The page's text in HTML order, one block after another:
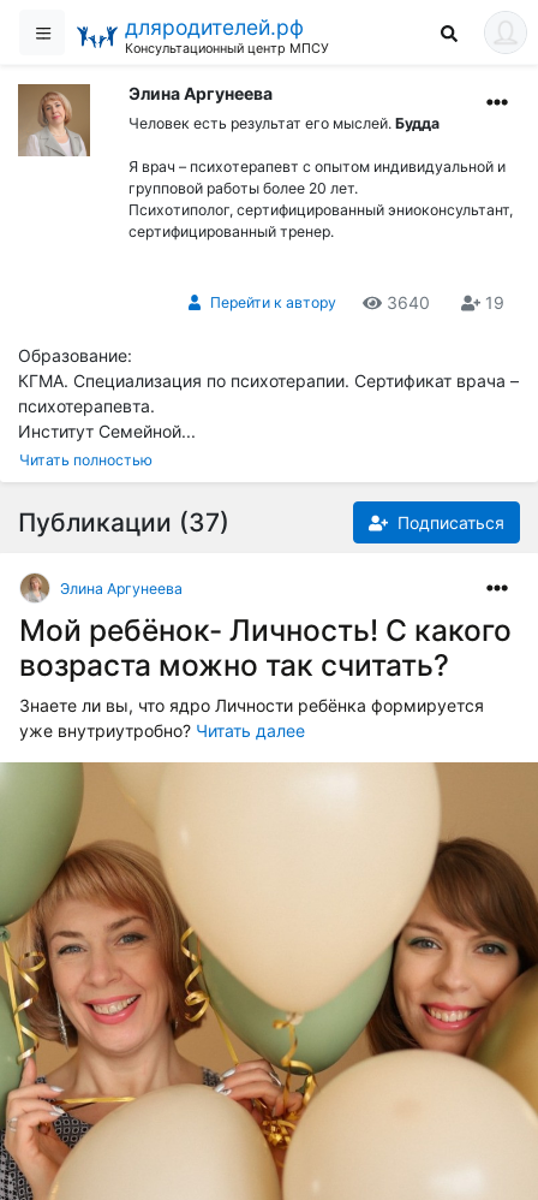
дляродителей.рф
Консультационный центр МПСУ
Элина Аргунеева
Человек есть результат его мыслей. Будда
Я врач – психотерапевт с опытом индивидуальной и
групповой работы более 20 лет.
Психотиполог, сертифицированный эниоконсультант,
сертифицированный тренер.
Перейти к автору 3640 19
Образование:
КГМА. Специализация по психотерапии. Сертификат врача –
психотерапевта.
Институт Семейной...
Читать полностью
Публикации (37) Подписаться
Элина Аргунеева
Мой ребёнок- Личность! С какого
возраста можно так считать?
Знаете ли вы, что ядро Личности ребёнка формируется
уже внутриутробно? Читать далее